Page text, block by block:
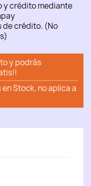
y crédito mediante
de crédito. (No
y podrás
Stock, no aplica a